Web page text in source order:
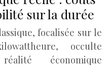
sur la durée
focalisée sur le
occulte
économique